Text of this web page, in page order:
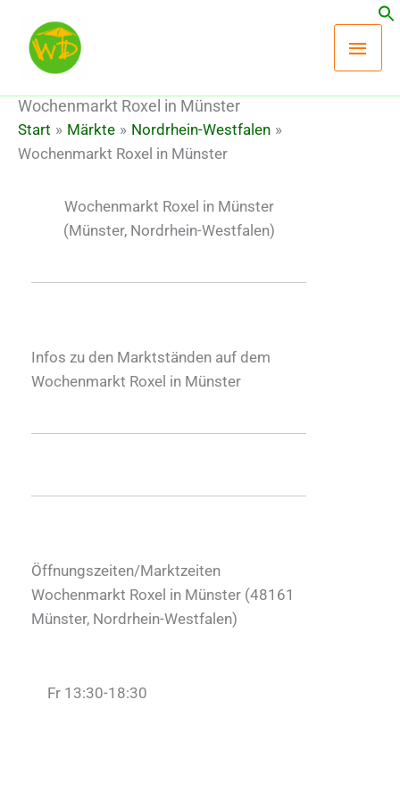
Inhalt
springen
Wochenmarkt Roxel in Münster
Start Märkte
Nordrhein-Westfalen
Wochenmarkt Roxel in Münster
Wochenmarkt Roxel in Münster
(Münster, Nordrhein-Westfalen)
Infos zu den Marktständen auf dem
Wochenmarkt Roxel in Münster
Öffnungszeiten/Marktzeiten
Wochenmarkt Roxel in Münster (48161
Münster, Nordrhein-Westfalen)
Fr 13:30-18:30